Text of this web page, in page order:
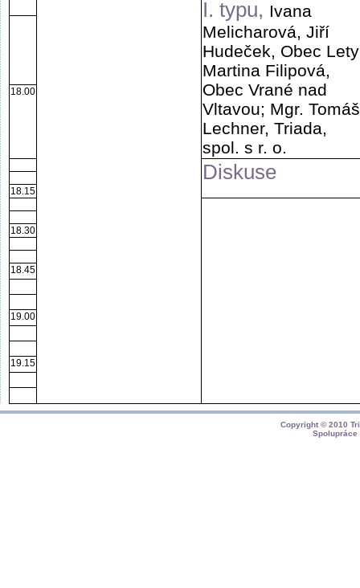
I. typu, Ivana
Melicharová, Jiří
Hudeček, Obec
Martina Filipová,
Obec Vrané nad
Vltavou; Mgr. Tomáš
Lechner, Triada,
spol. s r. o.
18.00
Diskuse
18.15
18.30
18.45
19.00
19.15
Copyright © 2010